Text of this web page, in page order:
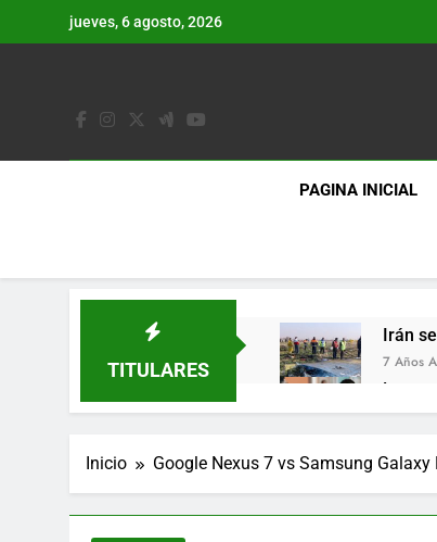
jueves, 6 agosto, 2026
PAGINA INICIAL
TITULARES
Irán
7 Años
Lo
7 Años
7 Años
El
Inicio Google Nexus 7 vs Samsung